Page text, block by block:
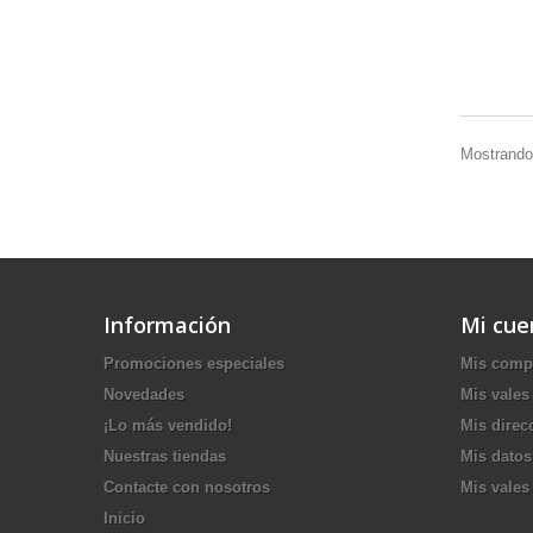
Información
Promociones especiales
Novedades
¡Lo más vendido!
Nuestras tiendas
Contacte con nosotros
Inicio
Mi
Mis
Mis
Mis
Mis
Mis vales